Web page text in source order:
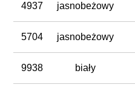
4937 jasnobeżowy
5704 jasnobeżowy
9938 biały